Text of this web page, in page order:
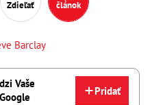
Zdieľať
článok
Barclay
Vaše
Pridať